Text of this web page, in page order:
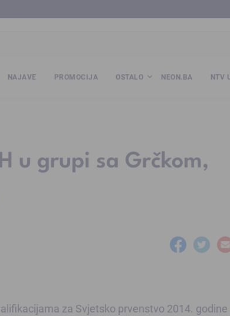
NAJAVE PROMOCIJA OSTALO NEON.BA NTV
u grupi sa Grčkom,
za Svjetsko prvenstvo 2014. godine